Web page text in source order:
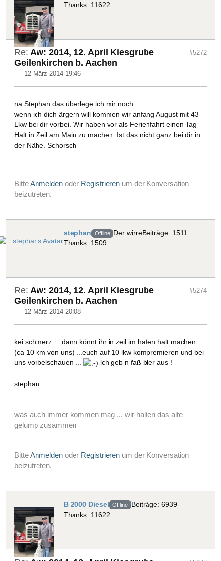
Thanks: 11622
Re: Aw: 2014, 12. April Kiesgrube
Geilenkirchen b. Aachen
12 März 2014 19:46
#5272
na Stephan das überlege ich mir noch.
wenn ich dich ärgern will kommen wir anfang August mit 43
Lkw bei dir vorbei. Wir haben vor als Ferienfahrt einen Tag
Halt in Zeil am Main zu machen. Ist das nicht ganz bei dir in
der Nähe. Schorsch
BitteAnmelden oder Registrieren um der Konversation
beizutreten.
stephan Offline Der wirreBeiträge: 1511
Thanks: 1509
Re: Aw: 2014, 12. April Kiesgrube
Geilenkirchen b. Aachen
12 März 2014 20:08
#5274
kei schmerz ... dann könnt ihr in zeil im hafen halt machen
(ca 10 km von uns) ...euch auf 10 lkw kompremieren und bei
uns vorbeischauen ...
ich geb n faß bier aus !
stephan
was auch immer kommen mag ... wir halten das alte
gelump zusammen
BitteAnmelden oder Registrieren um der Konversation
beizutreten.
B 2000 Diesel Offline Beiträge: 6939
Thanks: 11622